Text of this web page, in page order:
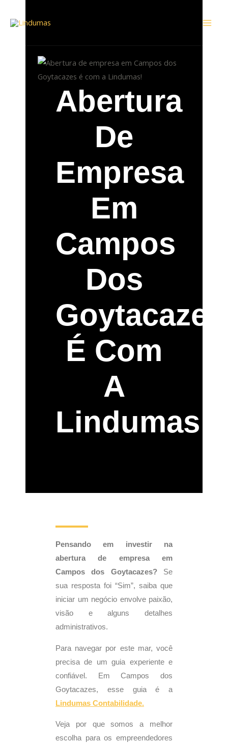
para
Abertura
De
Empresa
Em
Campos
Dos
Goytacazes
É Com
A
Lindumas!
Pensando em investir na
abertura de empresa em
Campos dos Goytacazes?Se
sua resposta foi “Sim”, saiba que
iniciar um negócio envolve paixão,
visão e alguns detalhes
administrativos.
Para navegar por este mar, você
precisa de um guia experiente e
confiável. Em Campos dos
Goytacazes, esse guia é a
Lindumas Contabilidade.
Veja por que somos a melhor
escolha para os empreendedores